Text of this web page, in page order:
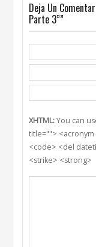
Deja Un
Parte 3””
XHTML:You can
title="">
<code> <del
<strike> <strong>